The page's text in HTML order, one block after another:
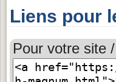
Liens pour
Pour votre site